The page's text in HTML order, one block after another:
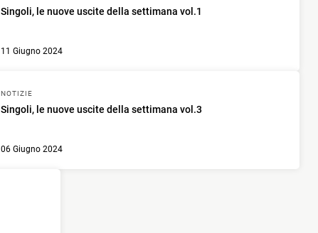
Singoli, le nuove uscite della settimana vol.1
11 Giugno 2024
NOTIZIE
Singoli, le nuove uscite della settimana vol.3
06 Giugno 2024